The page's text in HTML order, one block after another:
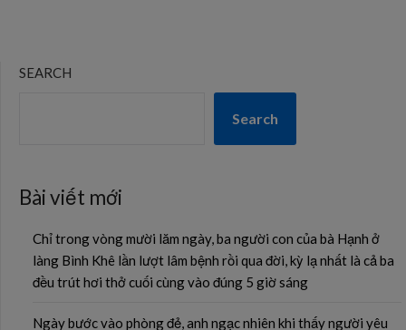
SEARCH
Search
Bài viết mới
Chỉ trong vòng mười lăm ngày, ba người con của bà Hạnh ở
làng Bình Khê lần lượt lâm bệnh rồi qua đời, kỳ lạ nhất là cả ba
đều trút hơi thở cuối cùng vào đúng 5 giờ sáng
Ngày bước vào phòng đẻ, anh ngạc nhiên khi thấy người yêu